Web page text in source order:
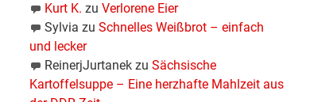
Kurt K. zu Verlorene Eier
Sylvia zu Schnelles Weißbrot – einfach
und lecker
ReinerjJurtanekzu Sächsische
Kartoffelsuppe – Eine herzhafte Mahlzeit aus